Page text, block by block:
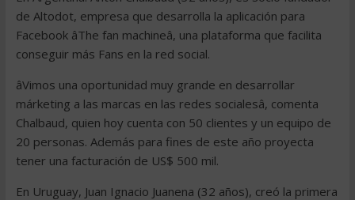
de Altodot, empresa que desarrolla la aplicación para
Facebook âThe fan machineâ, una plataforma que facilita
conseguir más Fans en la red social.
âVimos una oportunidad muy grande en desarrollar
márketing a las marcas en las redes socialesâ, comenta
Chalbaud, quien hoy cuenta con 50 clientes y un equipo de
20 personas. Además para fines de este año proyecta
tener una facturación de US$ 500 mil.
En Uruguay, Juan Ignacio Juanena (32 años), creó la primera